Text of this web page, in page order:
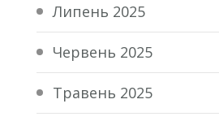
Липень 2025
Червень 2025
Травень 2025